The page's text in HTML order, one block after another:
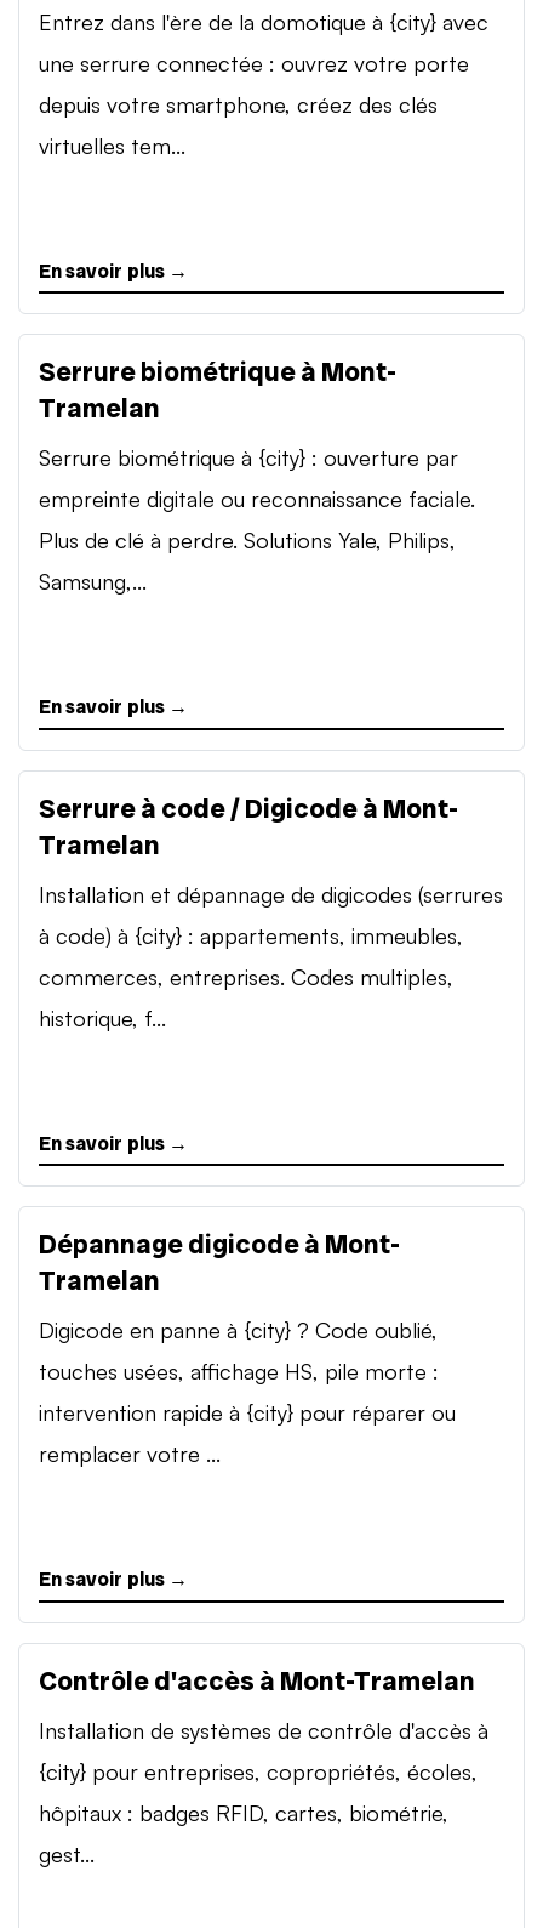
Entrez dans l'ère de la domotique à {city} avec
une serrure connectée : ouvrez votre porte
depuis votre smartphone, créez des clés
virtuelles tem...
En savoir plus →
Serrure biométrique à Mont-
Tramelan
Serrure biométrique à {city} : ouverture par
empreinte digitale ou reconnaissance faciale.
Plus de clé à perdre. Solutions Yale, Philips,
Samsung,...
En savoir plus →
Serrure à code / Digicode à Mont-
Tramelan
Installation et dépannage de digicodes (serrures
à code) à {city} : appartements, immeubles,
commerces, entreprises. Codes multiples,
historique, f...
En savoir plus →
Dépannage digicode à Mont-
Tramelan
Digicode en panne à {city} ? Code oublié,
touches usées, affichage HS, pile morte :
intervention rapide à {city} pour réparer ou
remplacer votre ...
En savoir plus →
Contrôle d'accès à Mont-Tramelan
Installation de systèmes de contrôle d'accès à
{city} pour entreprises, copropriétés, écoles,
hôpitaux : badges RFID, cartes, biométrie,
gest...